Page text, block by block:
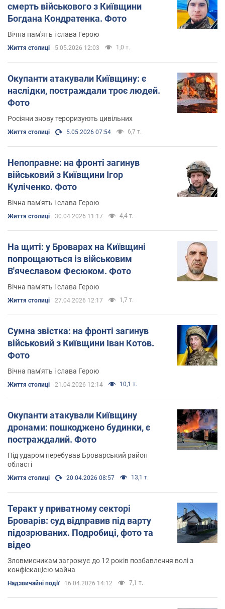
смерть військового з Київщини
Богдана Кондратенка. Фото
Вічна пам'ять і слава Герою
Життя столиці 5.05.2026 12:03 1,0 т.
Окупанти атакували Київщину: є
наслідки, постраждали троє людей.
Фото
Росіяни знову тероризують цивільних
Життя столиці 5.05.2026 07:54 6,7 т.
Непоправне: на фронті загинув
військовий з Київщини Ігор
Куліченко. Фото
Вічна пам'ять і слава Герою
Життя столиці 30.04.2026 11:17 4,4 т.
На щиті: у Броварах на Київщині
попрощаються із військовим
В'ячеславом Фесюком. Фото
Вічна пам'ять і слава Герою
Життя столиці 27.04.2026 12:17 1,7 т.
Сумна звістка: на фронті загинув
військовий з Київщини Іван Котов.
Фото
Вічна пам'ять і слава Герою
Життя столиці 21.04.2026 12:14 10,1 т.
Окупанти атакували Київщину
дронами: пошкоджено будинки, є
постраждалий. Фото
Під ударом перебував Броварський район
області
Життя столиці 20.04.2026 08:57 13,1 т.
Теракт у приватному секторі
Броварів: суд відправив під варту
підозрюваних. Подробиці, фото та
відео
Зловмисникам загрожує до 12 років позбавлення волі з
конфіскацією майна
Надзвичайні події 16.04.2026 14:12 7,1 т.